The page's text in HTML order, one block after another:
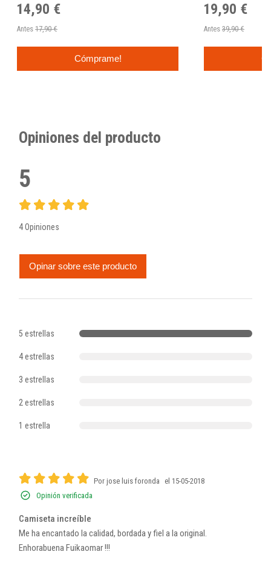
14,90 €
Antes 17,90 €
Cómprame!
19,90 €
Antes 39,90 €
Opiniones del producto
5
4 Opiniones
Opinar sobre este producto
5 estrellas
4 estrellas
3 estrellas
2 estrellas
1 estrella
Por jose luis foronda el 15-05-2018
Opinión verificada
Camiseta increíble
Me ha encantado la calidad, bordada y fiel a la original.
Enhorabuena Fuikaomar !!!